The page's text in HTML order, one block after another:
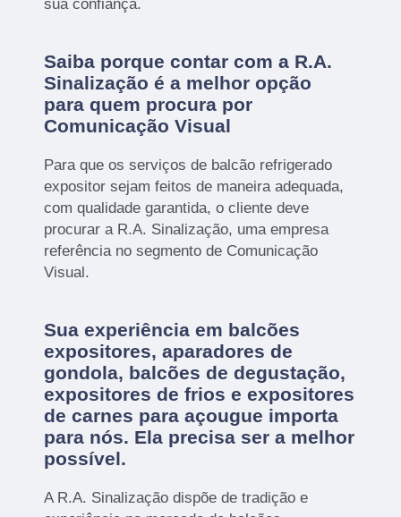
sua confiança.
Saiba porque contar com a R.A.
Sinalização é a melhor opção
para quem procura por
Comunicação Visual
Para que os serviços de balcão refrigerado
expositor sejam feitos de maneira adequada,
com qualidade garantida, o cliente deve
procurar a R.A. Sinalização, uma empresa
referência no segmento de Comunicação
Visual.
Sua experiência em balcões
expositores, aparadores de
gondola, balcões de degustação,
expositores de frios e expositores
de carnes para açougue importa
para nós. Ela precisa ser a melhor
possível.
A R.A. Sinalização dispõe de tradição e